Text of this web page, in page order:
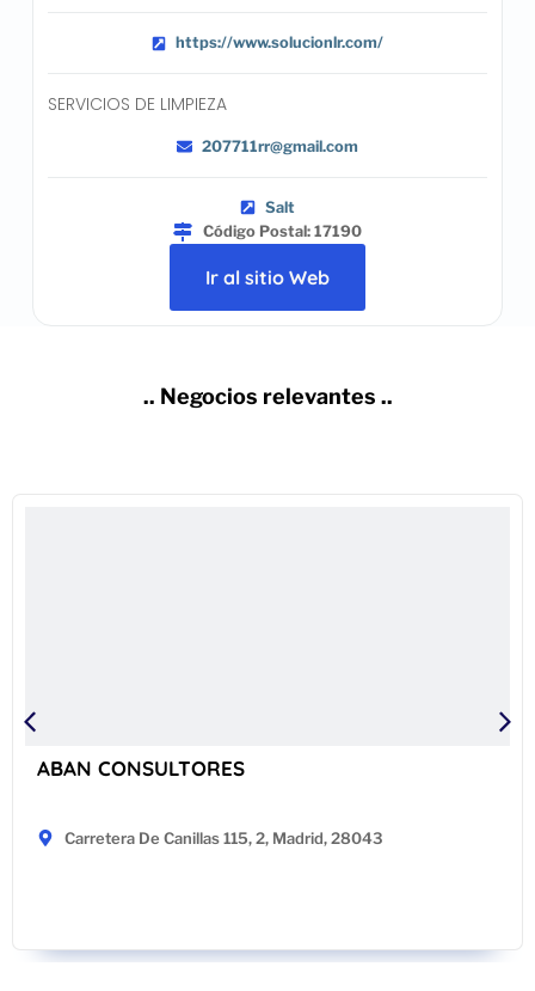
https://www.solucionlr.com/
SERVICIOS DE LIMPIEZA
207711rr@gmail.com
Salt
Código Postal: 17190
Ir al sitio Web
.. Negocios relevantes ..
ABAN CONSULTORES
Carretera De Canillas 115, 2, Madrid, 28043